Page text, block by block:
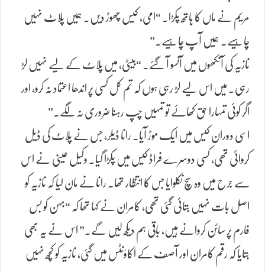
مریم نے ماں کا ہاتھ پکڑا۔ “امی، کیس چھوڑ دیں۔ ہمیں پلاٹ نہیں
چاہیے۔ ہمیں آپ چاہیے۔”
نازیہ کی آنکھوں میں آنسو آ گئے۔ “بیٹی، میں پلاٹ کے لیے نہیں لڑ
رہی۔ میں اس لیے لڑ رہی ہوں کہ تم کل کسی پر اندھا اعتماد نہ کرو، اور
اگر کوئی تمہارا حق کھائے تو تمہیں چپ رہنا ضروری نہ لگے۔”
اسی دوران کیس میں ایک موڑ آیا۔ رانا ڈیلر، جس نے پلاٹ کی ڈیل
کروائی تھی، کسی دوسرے فراڈ کیس میں پکڑا گیا۔ وکیل عینی نے اس
سے جرح میں وہ سچ نکلوایا جس کا انتظار تھا۔ رانا نے مان لیا کہ نازیہ کو
اصل بات نہیں بتائی گئی تھی، کامران نے کہا تھا کہ “بہن کو بس
فارم پر سائن کروانے ہیں، باقی ہم دیکھ لیں گے۔” اس نے یہ بھی
بتایا کہ رقم کامران اور آصف کے اکاؤنٹس میں گئی، نازیہ کو کچھ نہیں